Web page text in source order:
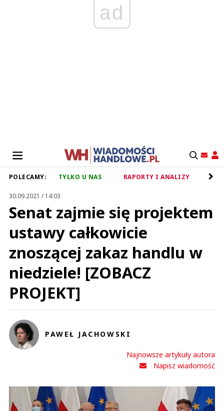
ad
POLECAMY: TYLKO U NAS RAPORTY I ANALIZY
30.09.2021 / 14:03
Senat zajmie się projektem
ustawy całkowicie
znoszącej zakaz handlu w
niedziele! [ZOBACZ
PROJEKT]
PAWEŁ JACHOWSKI
Najnowsze artykuły autora
Napisz wiadomość